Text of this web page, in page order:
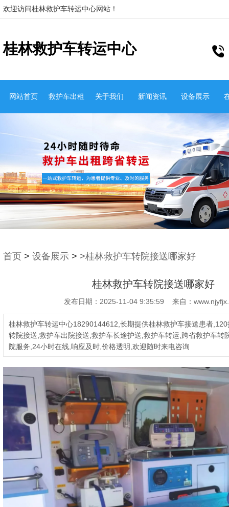
欢迎访问桂林救护车转运中心网站！
桂林救护车转运中心
网站首页 救护车出租 关于我们 新闻资讯 设备展示
首页 > 设备展示 > >桂林救护车转院接送哪家好
桂林救护车转院接送哪家好
发布日期：2025-11-04 9:35:59 来自：
桂林救护车转运中心18290144612,长期提供桂林救护车接送患者
转院接送,救护车出院接送,救护车长途护送,救护车转运,跨省救护车转
院服务,24小时在线,响应及时,价格透明,欢迎随时来电咨询